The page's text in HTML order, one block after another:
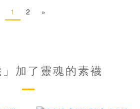
1 2 »
」加了靈魂的素襪